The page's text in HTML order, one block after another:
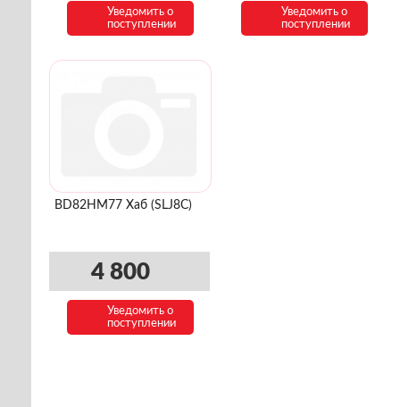
Уведомить о
поступлении
Уведомить о
поступлении
BD82HM77 Хаб (SLJ8C)
4 800
Уведомить о
поступлении